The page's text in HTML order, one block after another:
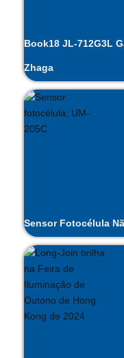
Book18 JL-712G3L
Zhaga
Sensor Fotocélula